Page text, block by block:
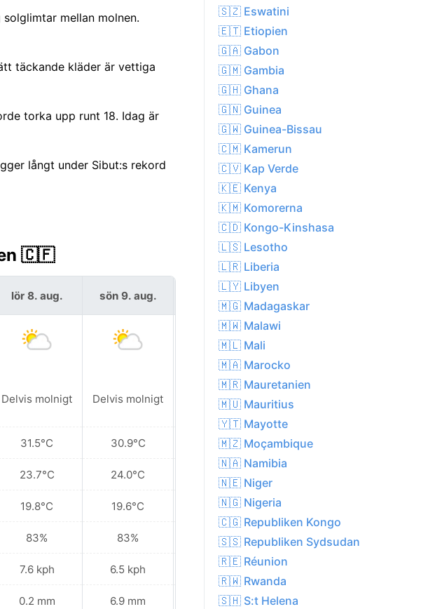
mellan molnen.
täckande kläder är vettiga
torka upp runt 18. Idag är
långt under Sibut:s rekord
🇨🇫
lör 8. aug.
Delvis molnigt
31.5°C
23.7°C
19.8°C
83%
7.6 kph
0.2 mm
sön 9. aug.
Delvis molnigt
30.9°C
24.0°C
19.6°C
83%
6.5 kph
6.9 mm
mån 10. aug.
Lätt regnskur
23.9°C
21.7°C
19.5°C
96%
9.0 kph
10.7 mm
🇸🇿 Eswatini
🇪🇹 Etiopien
🇬🇦 Gabon
🇬🇲 Gambia
🇬🇭 Ghana
🇬🇳 Guinea
🇬🇼 Guinea-Bissau
🇨🇲 Kamerun
🇨🇻 Kap Verde
🇰🇪 Kenya
🇰🇲 Komorerna
🇨🇩 Kongo-Kinshasa
🇱🇸 Lesotho
🇱🇷 Liberia
🇱🇾 Libyen
🇲🇬 Madagaskar
🇲🇼 Malawi
🇲🇱 Mali
🇲🇦 Marocko
🇲🇷 Mauretanien
🇲🇺 Mauritius
🇾🇹 Mayotte
🇲🇿 Moçambique
🇳🇦 Namibia
🇳🇪 Niger
🇳🇬 Nigeria
🇨🇬 Republiken Kongo
🇸🇸 Republiken Sydsudan
🇷🇪 Réunion
🇷🇼 Rwanda
🇸🇭 S:t Helena